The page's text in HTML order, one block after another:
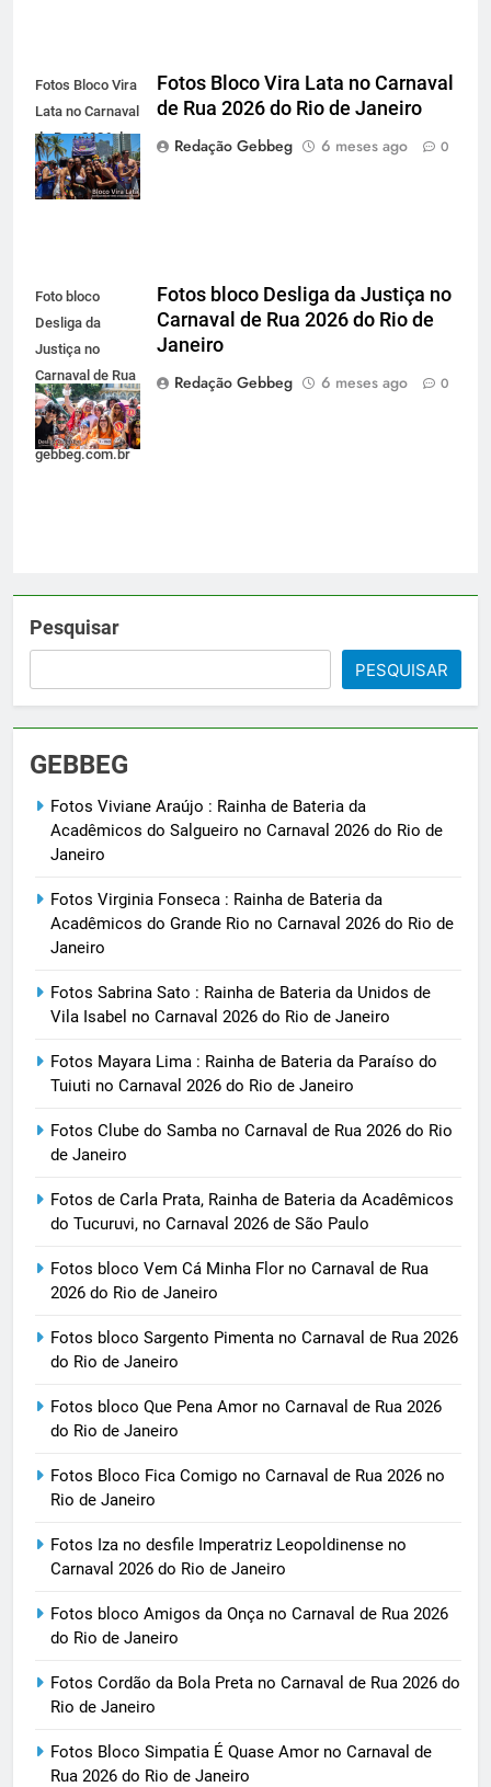
Fotos Bloco Vira
Lata no Carnaval
de Rua 2026 do
Rio de Janeiro
Fotos Bloco Vira Lata no Carnaval
de Rua 2026 do Rio de Janeiro
Redação Gebbeg
6 meses ago 0
Foto bloco
Desliga da
Justiça no
Carnaval de Rua
2026 do Rio de
Janeiro -
gebbeg.com.br
Fotos bloco Desliga da Justiça no
Carnaval de Rua 2026 do Rio de
Janeiro
Redação Gebbeg
6 meses ago 0
Pesquisar
PESQUISAR
GEBBEG
Fotos Viviane Araújo : Rainha de Bateria da
Acadêmicos do Salgueiro no Carnaval 2026 do Rio de
Janeiro
Fotos Virginia Fonseca : Rainha de Bateria da
Acadêmicos do Grande Rio no Carnaval 2026 do Rio de
Janeiro
Fotos Sabrina Sato : Rainha de Bateria da Unidos de
Vila Isabel no Carnaval 2026 do Rio de Janeiro
Fotos Mayara Lima : Rainha de Bateria da Paraíso do
Tuiuti no Carnaval 2026 do Rio de Janeiro
Fotos Clube do Samba no Carnaval de Rua 2026 do Rio
de Janeiro
Fotos de Carla Prata, Rainha de Bateria da Acadêmicos
do Tucuruvi, no Carnaval 2026 de São Paulo
Fotos bloco Vem Cá Minha Flor no Carnaval de Rua
2026 do Rio de Janeiro
Fotos bloco Sargento Pimenta no Carnaval de Rua 2026
do Rio de Janeiro
Fotos bloco Que Pena Amor no Carnaval de Rua 2026
do Rio de Janeiro
Fotos Bloco Fica Comigo no Carnaval de Rua 2026 no
Rio de Janeiro
Fotos Iza no desfile Imperatriz Leopoldinense no
Carnaval 2026 do Rio de Janeiro
Fotos bloco Amigos da Onça no Carnaval de Rua 2026
do Rio de Janeiro
Fotos Cordão da Bola Preta no Carnaval de Rua 2026 do
Rio de Janeiro
Fotos Bloco Simpatia É Quase Amor no Carnaval de
Rua 2026 do Rio de Janeiro